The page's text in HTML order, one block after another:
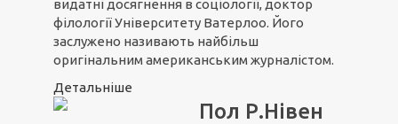
видатні досягнення в соціології, доктор
філології Університету Ватерлоо. Його
заслужено називають найбільш
оригінальним американським журналістом.
Детальніше
Пол Р.Нівен